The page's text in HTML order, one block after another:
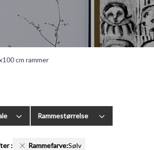
cm rammer
: Rammefarve:Sølv
Rammestørrelse